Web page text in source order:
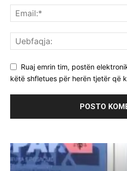
Ruaj emrin tim, postën
këtë shfletues për herën tjetër që